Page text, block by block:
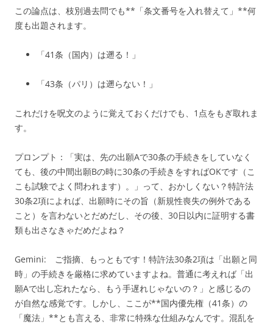
この論点は、枝別過去問でも**「条文番号を入れ替えて」**何
度も出題されます。
「41条（国内）は遡る！」
「43条（パリ）は遡らない！」
これだけを呪文のように覚えておくだけでも、1点をもぎ取れま
す。
プロンプト：
「実は、先の出願Aで30条の手続きをしていなく
ても、後の中間出願Bの時に30条の手続きをすればOKです（こ
こも試験でよく問われます）。」って、おかしくない？特許法
30条2項によれば、出願時にその旨（新規性喪失の例外である
こと）を言わないとだめだし、その後、30日以内に証明する書
類も出さなきゃだめだよね？
Gemini: ご指摘、もっともです！特許法30条2項は「出願と同
時」の手続きを厳格に求めていますよね。普通に考えれば「出
願Aで出し忘れたなら、もう手遅れじゃないの？」と感じるの
が自然な感覚です。
しかし、ここが**国内優先権（41条）の
「魔法」**とも言える、非常に特殊な仕組みなんです。 混乱を